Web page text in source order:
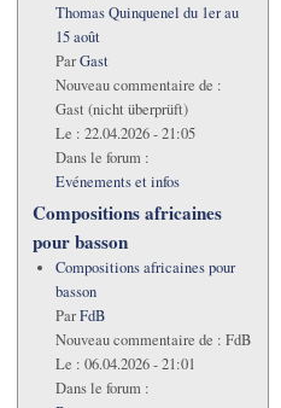
Thomas Quinquenel du 1er au
15 août
ParGast
Nouveau commentaire de :
Gast (nicht überprüft)
Le : 22.04.2026 - 21:05
Dans le forum :
Evénements et infos
Compositions africaines
pour basson
Compositions africaines pour
basson
ParFdB
Nouveau commentaire de : FdB
Le : 06.04.2026 - 21:01
Dans le forum :